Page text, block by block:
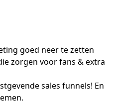
goed neer te zetten
zorgen voor fans & extra
sales funnels! En